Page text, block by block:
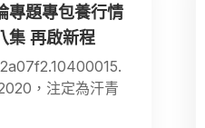
專題專包養行情
集 再啟新程
，注定為汗青